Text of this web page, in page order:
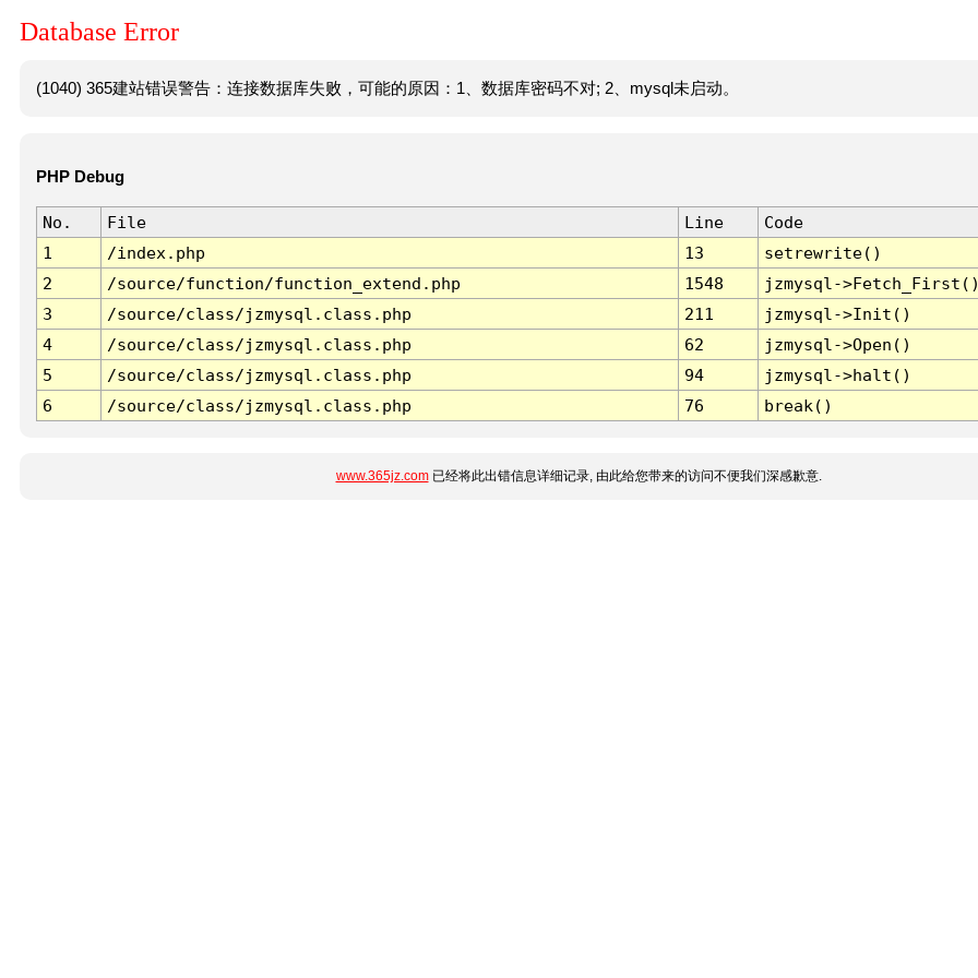
Database Error
(1040) 365建站错误警告：连接数据库失败，可能的原因：1、数据库密码不对; 2、mysql未启动。
PHP Debug
No. File Line
Code
1
/index.php 13
setrewrite()
2
/source/function/function_extend.php 1548
jzmysql-
3
/source/class/jzmysql.class.php 211
jzmysql->Init()
4
/source/class/jzmysql.class.php 62
jzmysql->Open()
5
/source/class/jzmysql.class.php 94
jzmysql->halt()
6
/source/class/jzmysql.class.php 76 break()
www.365jz.com已经将此出错信息详细记录, 由此给您带来的访问不便我们深感歉意.